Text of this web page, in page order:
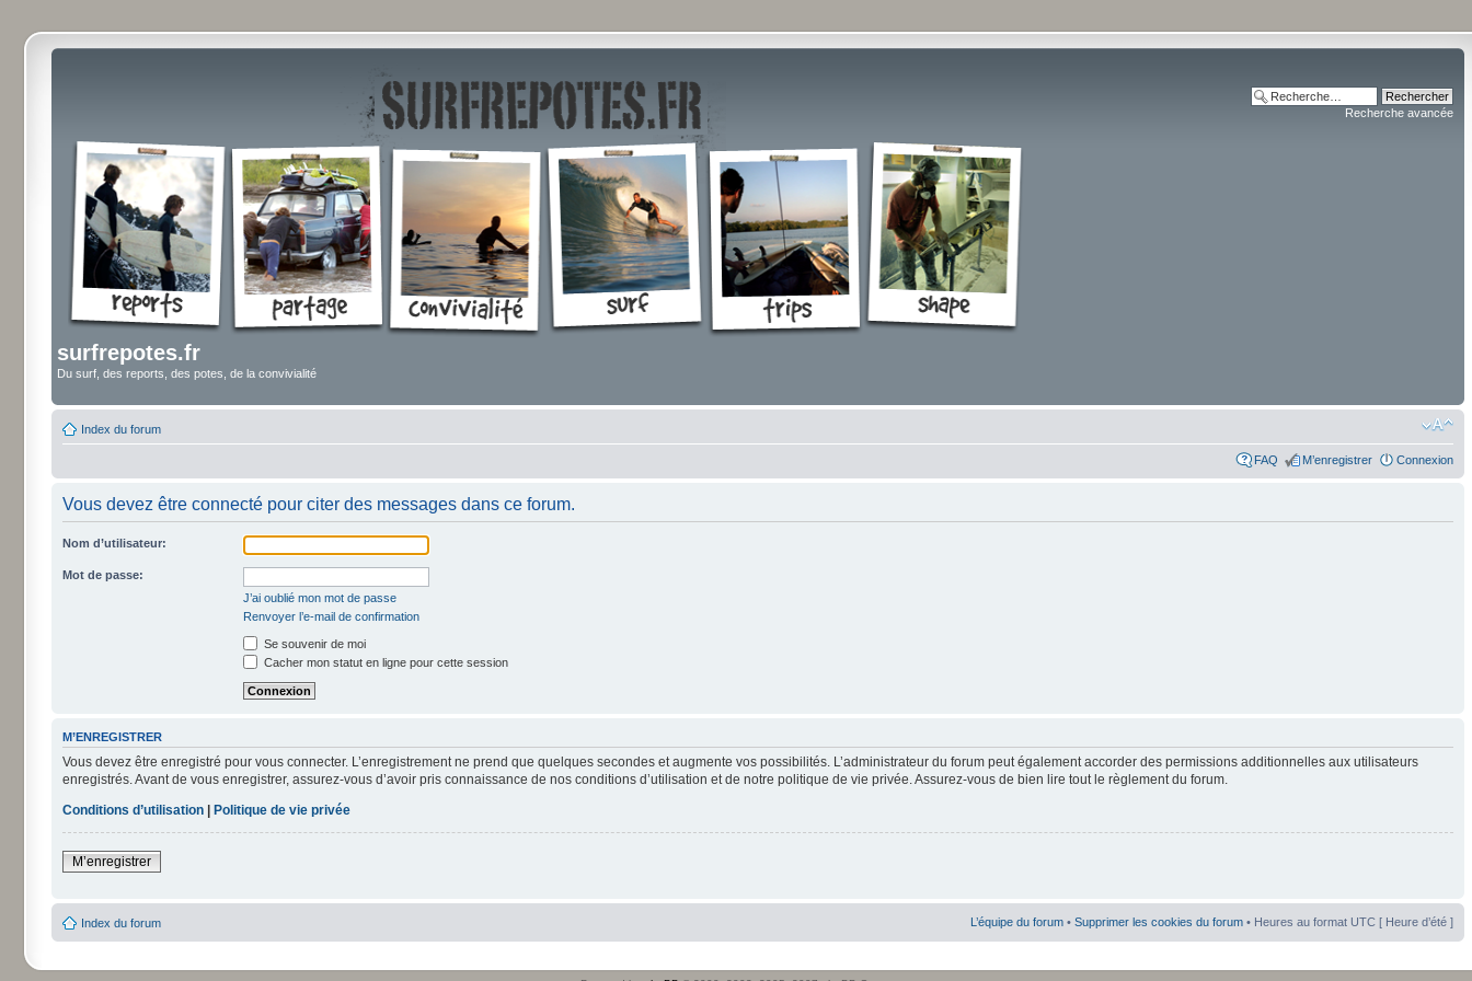
surfrepotes.fr
Du surf, des reports, des potes, de la convivialité
Recherche avancée
Index du forum
FAQ M’enregistrer Connexion
Vous devez être connecté pour citer des messages dans ce forum.
Nom d’utilisateur:
Mot de passe:
J’ai oublié mon mot de passe
Renvoyer l’e-mail de confirmation
Se souvenir de moi
Cacher mon statut en ligne pour cette session
M’ENREGISTRER
Vous devez être enregistré pour vous connecter. L’enregistrement ne prend que quelques secondes et augmente vos possibilités. L’administrateur du forum peut également accorder des permissions additionnelles aux utilisateurs
enregistrés. Avant de vous enregistrer, assurez-vous d’avoir pris connaissance de nos conditions d’utilisation et de notre politique de vie privée. Assurez-vous de bien lire tout le règlement du forum.
Conditions d’utilisation
Politique de vie privée
M’enregistrer
Index du forum L’équipe du forum • Supprimer les cookies du forum • Heures au format UTC [ Heure d’été ]